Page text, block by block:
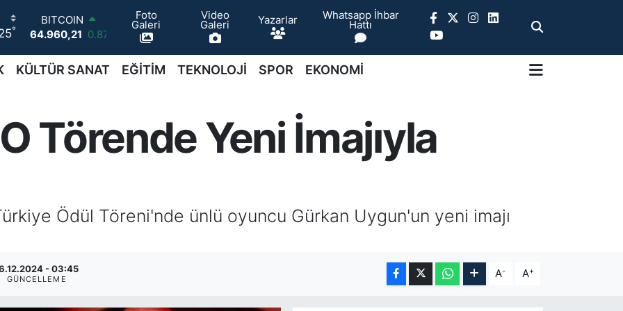
°
BITCOIN
64.960,21 0.87
DOLAR
47,7436 0.18
EURO
GRAM ALTIN
6648.99 2.59
Foto
Galeri
Video
Galeri Yazarlar Whatsapp İhbar
Hattı
KÜLTÜR SANAT EĞİTİM TEKNOLOJİ SPOR EKONOMİ
Törende Yeni İmajıyla
Ödül Töreni'nde ünlü oyuncu Gürkan Uygun'un yeni imajı
- 03:45
GÜNCELLEME A- A+